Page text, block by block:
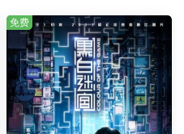
免费